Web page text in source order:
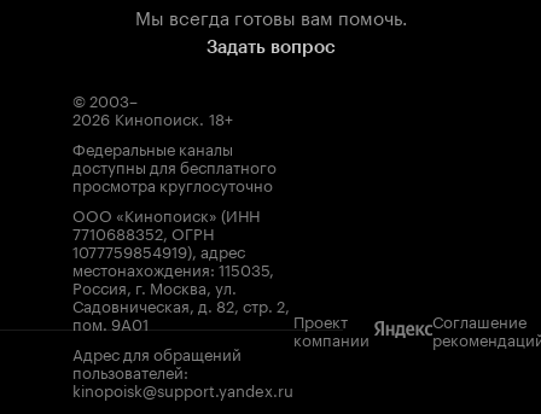
Мы всегда готовы вам помочь.
Задать вопрос
© 2003–
2026 Кинопоиск. 18+
Федеральные каналы
доступны для бесплатного
просмотра круглосуточно
ООО «Кинопоиск» (ИНН
7710688352, ОГРН
1077759854919), адрес
местонахождения: 115035,
Россия, г. Москва, ул.
Садовническая, д. 82, стр. 2,
пом. 9А01
Адрес для обращений
пользователей:
kinopoisk@support.yandex.ru
Проект
компании
Соглашение